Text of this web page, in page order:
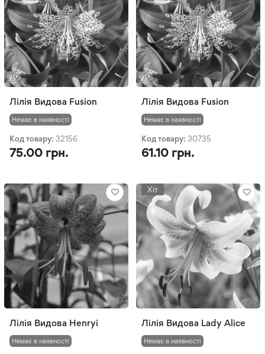
Лілія Видова Fusion
Немає в наявності
Код товару: 32156
75.00 грн.
Лілія Видова Fusion
Немає в наявності
Код товару: 30735
61.10 грн.
Лілія Видова Henryi
Немає в наявності
Хіт
Лілія Видова Lady Alice
Немає в наявності